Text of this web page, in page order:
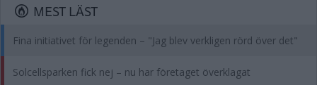
MEST LÄST
Fina initiativet för legenden – "Jag blev verkligen rörd över det"
Solcellsparken fick nej – nu har företaget överklagat